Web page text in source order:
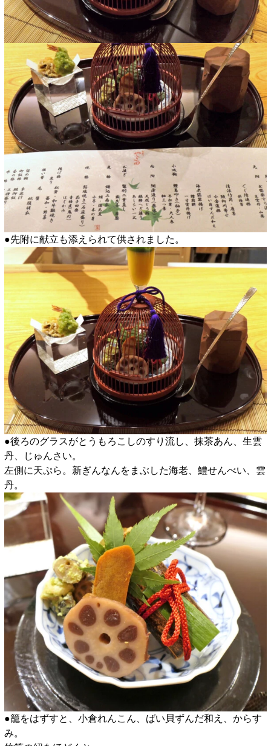
●先附に献立も添えられて供されました。
●後ろのグラスがとうもろこしのすり流し、抹茶あん、生雲
丹、じゅんさい。
左側に天ぷら。新ぎんなんをまぶした海老、鱧せんべい、雲
丹。
●籠をはずすと、小倉れんこん、ばい貝ずんだ和え、からす
み。